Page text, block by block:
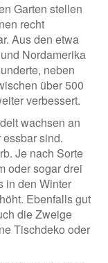
Garten stellen
recht
Aus den etwa
Nordamerika
neben
über 500
verbessert.
wachsen an
sind.
Je nach Sorte
oder sogar drei
in den Winter
Ebenfalls gut
die Zweige
Tischdeko oder